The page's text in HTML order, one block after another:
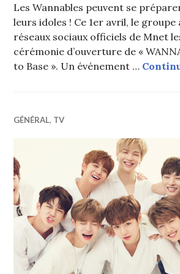
Les Wannables peuvent se
leurs idoles ! Ce 1er avril, le groupe
réseaux sociaux officiels de Mnet
cérémonie d’ouverture de «
to Base ». Un événement …
GÉNÉRAL, TV